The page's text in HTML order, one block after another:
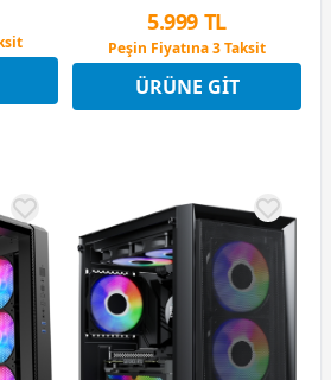
5.999 TL
Peşin Fiyatına 3 Taksit
12 Ay x 706 TL taksitle
Peşin Fiyatına 3 Taksit
ÜRÜNE GIT